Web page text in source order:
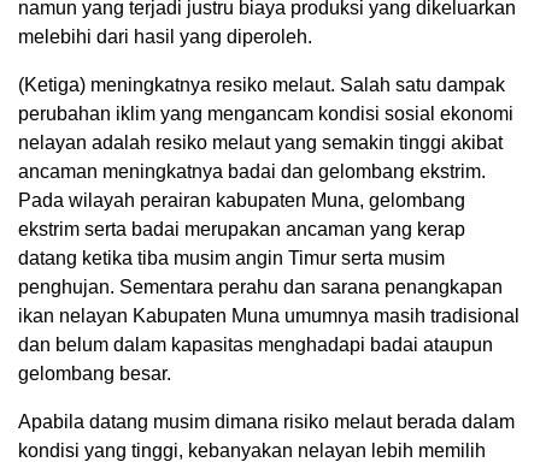
namun yang terjadi justru biaya produksi yang dikeluarkan
melebihi dari hasil yang diperoleh.
(Ketiga) meningkatnya resiko melaut. Salah satu dampak
perubahan iklim yang mengancam kondisi sosial ekonomi
nelayan adalah resiko melaut yang semakin tinggi akibat
ancaman meningkatnya badai dan gelombang ekstrim.
Pada wilayah perairan kabupaten Muna, gelombang
ekstrim serta badai merupakan ancaman yang kerap
datang ketika tiba musim angin Timur serta musim
penghujan. Sementara perahu dan sarana penangkapan
ikan nelayan Kabupaten Muna umumnya masih tradisional
dan belum dalam kapasitas menghadapi badai ataupun
gelombang besar.
Apabila datang musim dimana risiko melaut berada dalam
kondisi yang tinggi, kebanyakan nelayan lebih memilih